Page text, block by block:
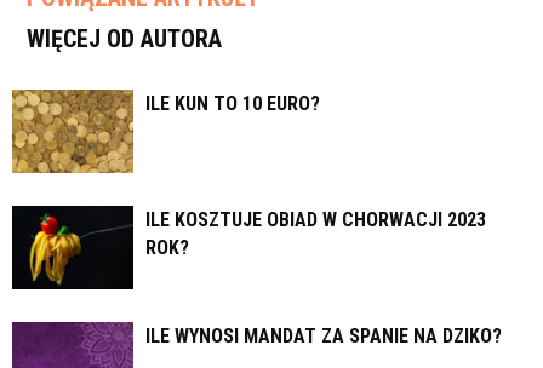
WIĘCEJ OD AUTORA
ILE KUN TO 10 EURO?
ILE KOSZTUJE OBIAD W CHORWACJI 2023
ROK?
ILE WYNOSI MANDAT ZA SPANIE NA DZIKO?